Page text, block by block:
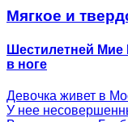
Мягкое и
Шестилетней
в ноге
Девочка живет в
У нее